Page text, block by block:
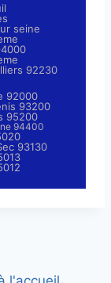
seine
92230
92000
93200
95200
94400
93130